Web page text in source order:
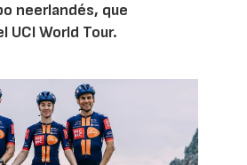
neerlandés, que
UCI World Tour.